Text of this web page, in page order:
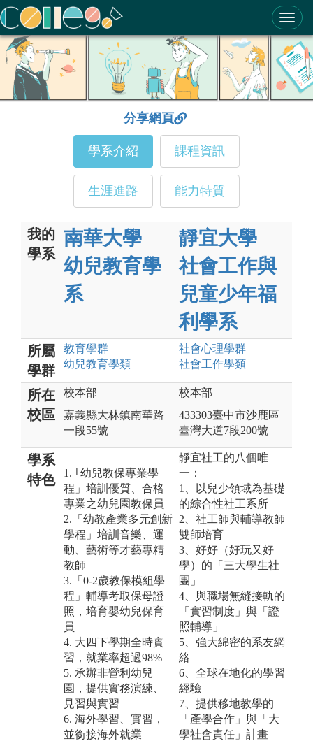
ColleGo! 大學選才與高中育才輔助系統
分享網頁
學系介紹 課程資訊
生涯進路 能力特質
我的
學系
南華大學
幼兒教育學
系
靜宜大學
社會工作與
兒童少年福
利學系
所屬
學群
教育學群
幼兒教育學類
社會心理學群
社會工作學類
所在
校區
校本部
嘉義縣大林鎮南華路
一段55號
校本部
433303臺中市沙鹿區
臺灣大道7段200號
學系
特色
1. ｢幼兒教保專業學
程」培訓優質、合格
專業之幼兒園教保員
2.「幼教產業多元創新
學程」培訓音樂、運
動、藝術等才藝專精
教師
3.「0-2歲教保模組學
程」輔導考取保母證
照，培育嬰幼兒保育
員
4. 大四下學期全時實
習，就業率超過98%
5. 承辦非營利幼兒
園，提供實務演練、
見習與實習
6. 海外學習、實習，
並銜接海外就業
靜宜社工的八個唯
一：
1、以兒少領域為基礎
的綜合性社工系所
2、社工師與輔導教師
雙師培育
3、好好（好玩又好
學）的「三大學生社
團」
4、與職場無縫接軌的
「實習制度」與「證
照輔導」
5、強大綿密的系友網
絡
6、全球在地化的學習
經驗
7、提供移地教學的
「產學合作」與「大
學社會責任」計畫